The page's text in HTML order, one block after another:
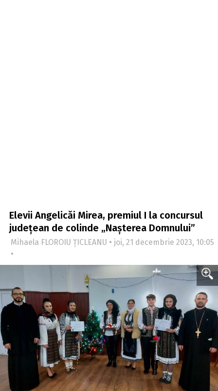
Elevii Angelicăi Mirea, premiul I la concursul
județean de colinde „Nașterea Domnului”
Mihaela FLOROIU ȚICLEANU • joi, 21 decembrie 2023, 10:05
•